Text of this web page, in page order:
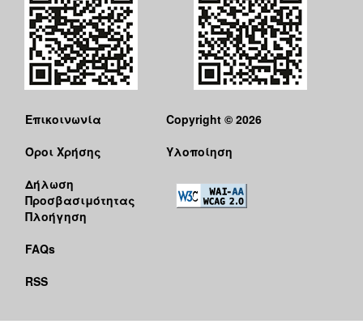
Επικοινωνία
Όροι Χρήσης
Δήλωση
Προσβασιμότητας
Πλοήγηση
FAQs
RSS
Copyright © 2026
Υλοποίηση